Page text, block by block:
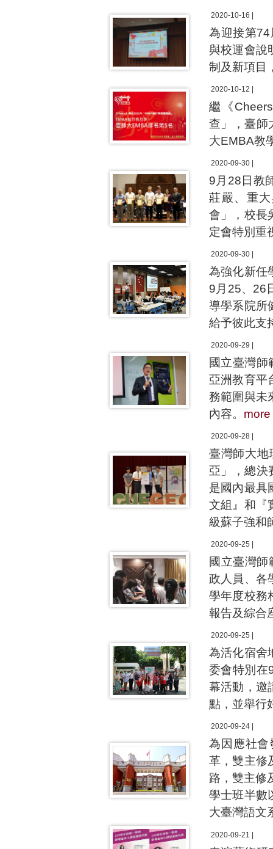
2020-10-16 |
為迎接第
與校運會說
制及新項目
2020-10-12 |
繼《
查」，臺師
大EMBA教
2020-09-30 |
9月28日教
莊嚴、重
會」，校長
定會特別重
2020-09-30 |
為強化新任
9月25、26
導學系院所
給予彼此支
2020-09-29 |
國立臺灣
亞洲教育平
務範圍與未
內容。 more
2020-09-28 |
臺灣師大地
亞」，總決
是國內最具
文組』和『
級蘇子強和
2020-09-25 |
國立臺灣
政人員、各
學年度校務
報告及綜合
2020-09-25 |
為活化宿舍
委會特別在
幕活動，邀
點，並舉行
2020-09-24 |
為因應社會
革，雙主修
路，雙主修
學士班半數
大臺灣語文
2020-09-21 |